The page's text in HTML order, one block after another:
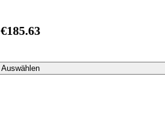
€185.63
Auswählen